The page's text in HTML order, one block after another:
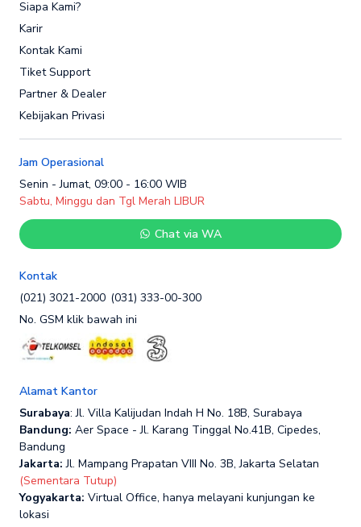
Siapa Kami?
Karir
Kontak Kami
Tiket Support
Partner & Dealer
Kebijakan Privasi
Jam Operasional
Senin - Jumat, 09:00 - 16:00 WIB
Sabtu, Minggu dan Tgl Merah LIBUR
Chat via WA
Kontak
(021) 3021-2000 (031) 333-00-300
No. GSM klik bawah ini
Alamat Kantor
Surabaya: Jl. Villa Kalijudan Indah H No. 18B, Surabaya
Bandung: Aer Space - Jl. Karang Tinggal No.41B, Cipedes,
Bandung
Jakarta: Jl. Mampang Prapatan VIII No. 3B, Jakarta Selatan
(Sementara Tutup)
Yogyakarta: Virtual Office, hanya melayani kunjungan ke
lokasi